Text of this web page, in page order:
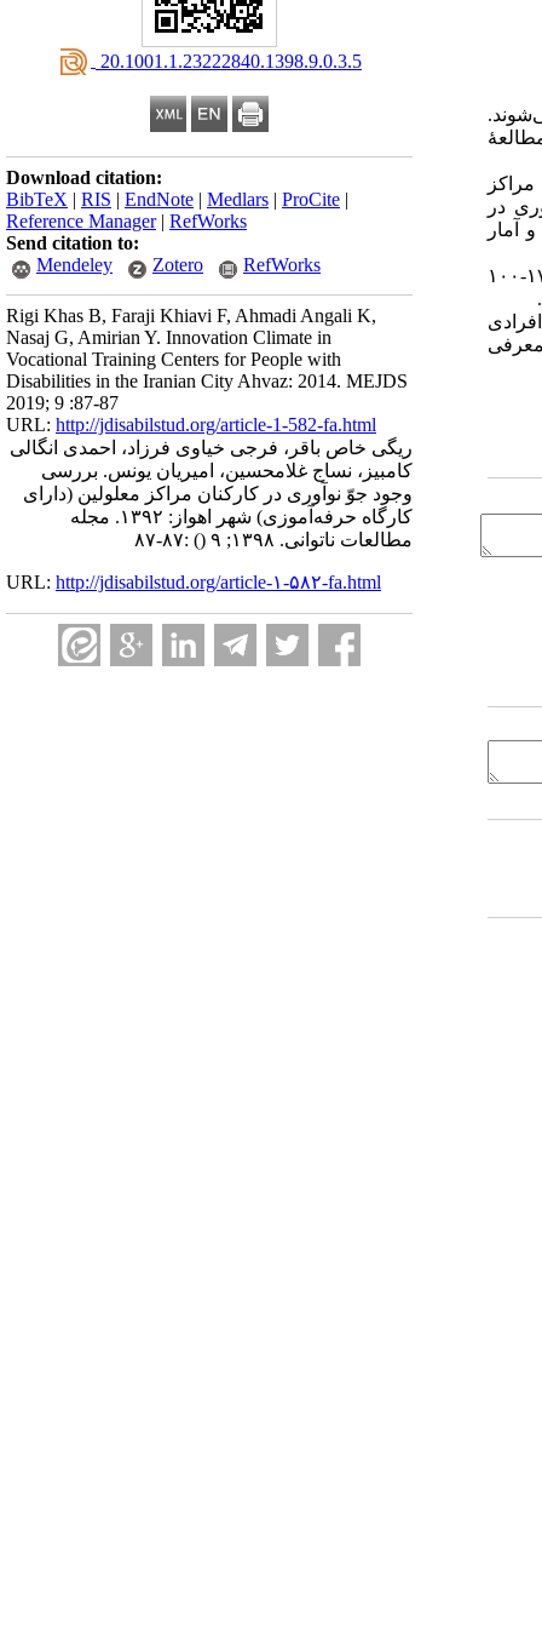
‎ 20.1001.1.23222840.1398.9.0.3.5
Download citation:
BibTeX | RIS | EndNote | Medlars | ProCite |
Reference Manager| RefWorks
Send citation to:
Mendeley
Zotero RefWorks
Rigi Khas B, Faraji Khiavi F, Ahmadi Angali K,
Nasaj G, Amirian Y. Innovation Climate in
Vocational Training Centers for People with
Disabilities in the Iranian City Ahvaz: 2014. MEJDS
2019; 9 :87-87
URL: http://jdisabilstud.org/article-1-582-fa.html
ریگی خاص باقر، فرجی خیاوی فرزاد، احمدی انگالی
کامبیز، نساج غلامحسین، امیریان یونس. بررسی
وجود جوّ نوآوری در کارکنان مراکز معلولین (دارای
کارگاه حرفه‌آموزی) شهر اهواز: ۱۳۹۲. مجله
مطالعات ناتوانی. ۱۳۹۸; ۹
() :۸۷-۸۷
URL: http://jdisabilstud.org/article-۱-۵۸۲-fa.html
تمام‌وقت مراکز
در
آمار
: میانگین امتیاز جَو نوآوری که برابر با (۲۴٫۱±۱۶۱٫۱) بود، نشان‌دهندهٔ وجود نسبیِ نوآوری در مراکز می‌باشد (میانگین امتیاز بین ۱۷۰-۱۰۰
معرفی